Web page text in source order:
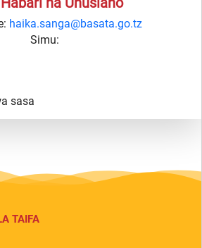
haika.sanga@basata.go.tz
Simu:
sasa
TAIFA